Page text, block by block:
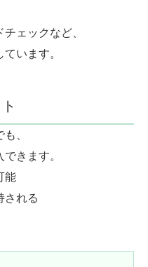
ェックなど、
います。
、
きます。
能
される